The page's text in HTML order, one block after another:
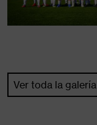
Ver toda la galería